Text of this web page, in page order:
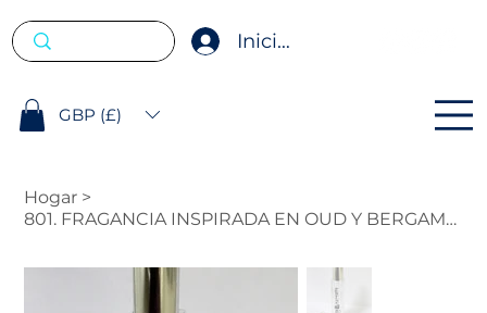
Iniciar sesión
GBP (£)
Hogar >
801. FRAGANCIA INSPIRADA EN OUD Y BERGAMOTA